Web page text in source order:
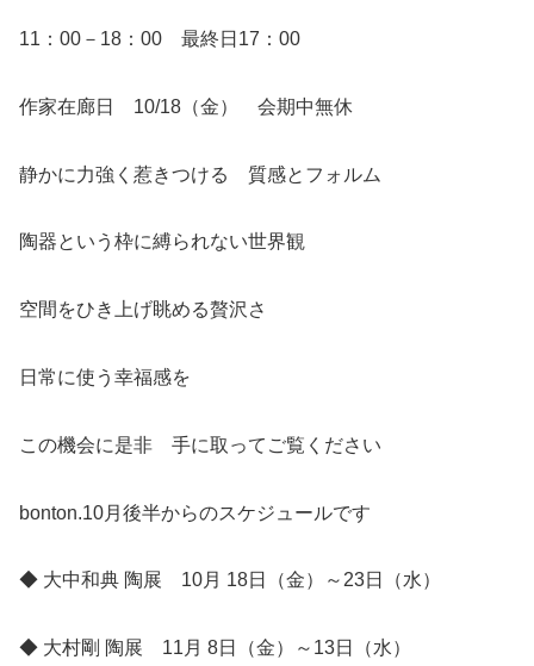
11：00－18：00 最終日17：00
作家在廊日 10/18（金） 会期中無休
静かに力強く惹きつける 質感とフォルム
陶器という枠に縛られない世界観
空間をひき上げ眺める贅沢さ
日常に使う幸福感を
この機会に是非 手に取ってご覧ください
bonton.10月後半からのスケジュールです
◆ 大中和典 陶展 10月 18日（金）～23日（水）
◆ 大村剛 陶展 11月 8日（金）～13日（水）